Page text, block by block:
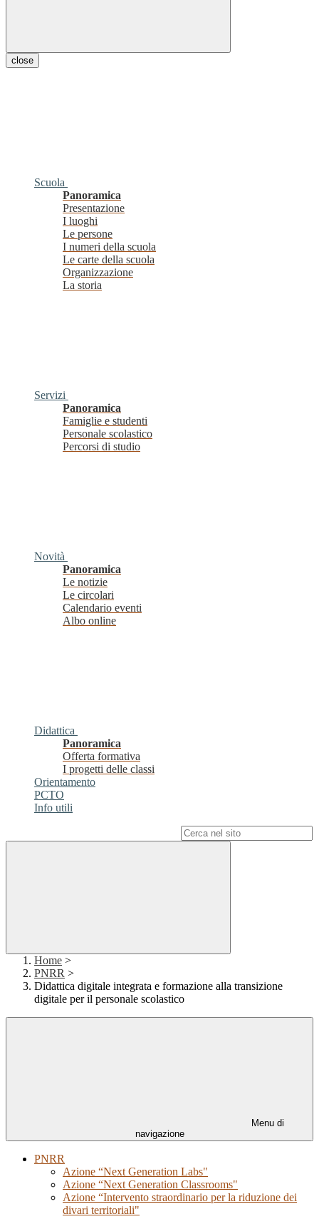
close
Scuola
Panoramica
Presentazione
I luoghi
Le persone
I numeri della scuola
Le carte della scuola
Organizzazione
La storia
Servizi
Panoramica
Famiglie e studenti
Personale scolastico
Percorsi di studio
Novità
Panoramica
Le notizie
Le circolari
Calendario eventi
Albo online
Didattica
Panoramica
Offerta formativa
I progetti delle classi
Orientamento
PCTO
Info utili
Home >
PNRR >
Didattica digitale integrata e formazione alla transizione
digitale per il personale scolastico
Menu di
navigazione
PNRR
Azione “Next Generation Labs"
Azione “Next Generation Classrooms"
Azione “Intervento straordinario per la riduzione dei
divari territoriali"